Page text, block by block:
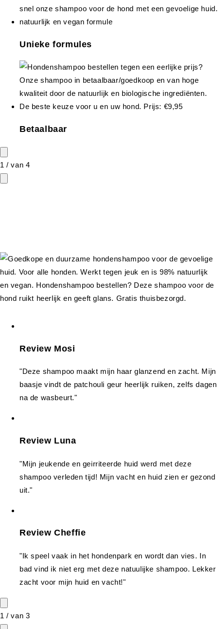
Unieke formules
Betaalbaar
1 /van 4
Review Mosi
"Deze shampoo maakt mijn haar glanzend en zacht. Mijn
baasje vindt de patchouli geur heerlijk ruiken, zelfs dagen
na de wasbeurt."
Review Luna
"Mijn jeukende en geirriteerde huid werd met deze
shampoo verleden tijd! Mijn vacht en huid zien er gezond
uit."
Review Cheffie
"Ik speel vaak in het hondenpark en wordt dan vies. In
bad vind ik niet erg met deze natuulijke shampoo. Lekker
zacht voor mijn huid en vacht!"
1 /van 3